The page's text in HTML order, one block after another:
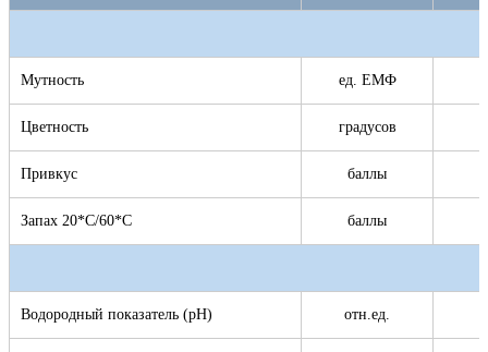
Мутность ед. ЕМФ
Цветность градусов
Привкус баллы
Запах 20*С/60*С баллы
Водородный показатель (pH) отн.ед.